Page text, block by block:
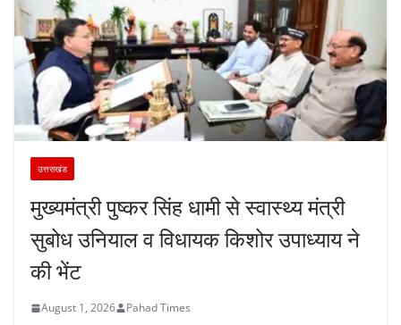
उत्तराखंड
मुख्यमंत्री पुष्कर सिंह धामी से स्वास्थ्य मंत्री
सुबोध उनियाल व विधायक किशोर उपाध्याय ने
की भेंट
August 1, 2026 Pahad Times